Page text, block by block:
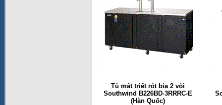
Tủ mát triết rót bia 2 vòi
Southwind B226BD-3RRRC-E
(Hàn Quốc)